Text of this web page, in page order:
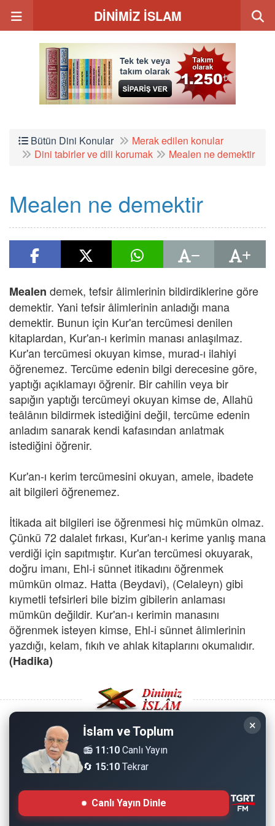
DİNİMİZ İSLAM
Bütün Dini Konular
Merak edilen konular
Dini tabirler ve dili korumak
Mealen ne demektir
Mealen ne demektir
Mealen demek, tefsir âlimlerinin bildirdiklerine göre
demektir. Yani tefsir âlimlerinin anladığı mana
demektir. Bunun için Kur'an tercümesi denilen
kitaplardan, Kur'an-ı kerimin manası anlaşılmaz.
Kur'an tercümesi okuyan kimse, murad-ı ilahiyi
öğrenemez. Tercüme edenin bilgi derecesine göre,
yaptığı açıklamayı öğrenir. Bir cahilin veya bir
sapığın yaptığı tercümeyi okuyan kimse de, Allahü
teâlânın bildirmek istediğini değil, tercüme edenin
anladım sanarak kendi kafasından anlatmak
istediğini öğrenir.
Kur'an-ı kerim tercümesini okuyan, amele, ibadete
ait bilgileri öğrenemez.
İtikada ait bilgileri ise öğrenmesi hiç mümkün olmaz.
Çünkü 72 dalalet fırkası, Kur'an-ı kerime yanlış mana
verdiği için sapıtmıştır. Kur'an tercümesi okuyarak,
doğru imanı, Ehl-i sünnet itikadını öğrenmek
mümkün olmaz. Hatta (Beydavi), (Celaleyn) gibi
kıymetli tefsirleri bile bizim gibilerin anlaması
mümkün değildir. Kur'an-ı kerimin manasını
öğrenmek isteyen kimse, Ehl-i sünnet âlimlerinin
yazdığı, kelam, fıkıh ve ahlak kitaplarını okumalıdır.
(Hadika)
Copyright © 2008 - Dinimiz İslam. Her Hakkı Saklıdır.
Sitemizdeki bilgiler, bütün insanların istifadesi için
hazırlanmıştır. Orijinaline sadık kalmak şartıyla, izin
almaya gerek kalmadan, herkes istediği gibi alıp istifade
edebilir.
×
İslam ve Toplum
📻 11:10 Canlı Yayın
🔄 15:10 Tekrar
Canlı Yayın Dinle